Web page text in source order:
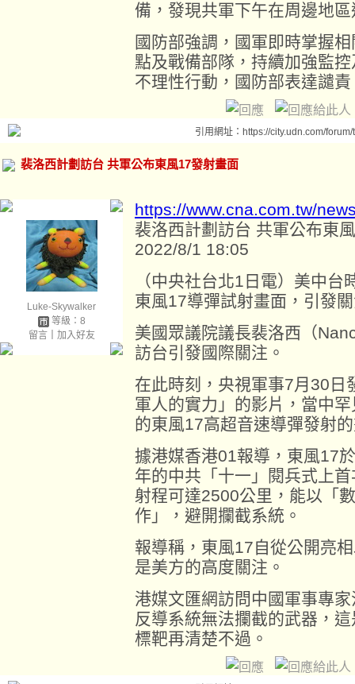
備，發現共軍下午在周邊地
國防部強調，國軍即時掌握
點及戰備部隊，持續加強監
不理性行動，國防部表達譴責
引用網址：https://city.udn.com/
裴洛西計劃訪台 共軍公布東風17發射畫面
Luke-Skywalker
等級：8
留言｜ 加入好友
https://www.cna.com.tw/
裴洛西計劃訪台 共軍公布東
2022/8/1 18:05
（中央社台北1日電）美中
東風17導彈試射畫面，引發
美國眾議院議長裴洛西（
訪台引發國際關注。
在此時刻，央視軍事7月30日
軍人的實力」的影片，當中
的東風17高超音速導彈發射
據港媒香港01報導，東風17
年的中共「十一」閱兵式上
射程可達2500公里，能以「
作」，避開攔截系統。
報導稱，東風17自從公開亮
是美方的高度關注。
港媒文匯網訪問中國軍事專
反導系統無法攔截的武器，
標靶再清楚不過。